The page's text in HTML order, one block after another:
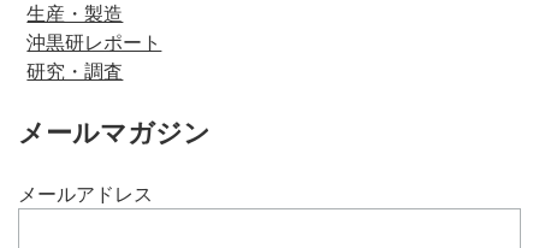
生産・製造
沖黒研レポート
研究・調査
メールマガジン
メールアドレス